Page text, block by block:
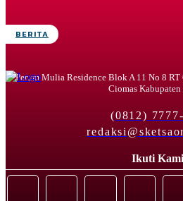
BERITA
Perum Mulia Residence Blok A 11 No 8 RT
Ciomas
(0812)
Ikuti Kami